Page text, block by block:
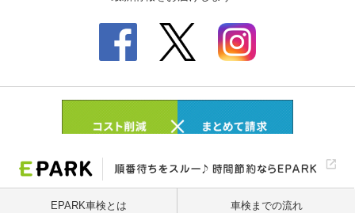
EPARK車検とは 車検までの流れ